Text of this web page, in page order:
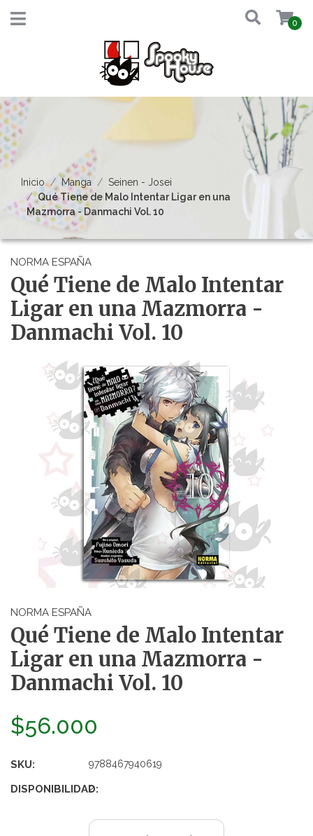
0
Inicio Manga
Seinen - Josei
Qué Tiene de Malo Intentar Ligar en una
Mazmorra - Danmachi Vol. 10
NORMA ESPAÑA
Qué Tiene de Malo Intentar
Ligar en una Mazmorra -
Danmachi Vol. 10
NORMA ESPAÑA
Qué Tiene de Malo Intentar
Ligar en una Mazmorra -
Danmachi Vol. 10
$56.000
SKU: 9788467940619
DISPONIBILIDAD:
2